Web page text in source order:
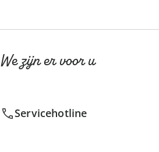
We zijn er voor u
Servicehotline